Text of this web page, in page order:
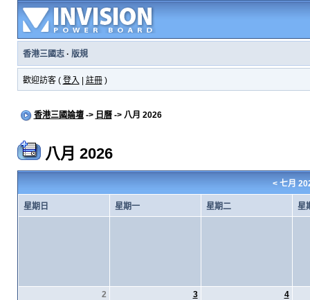
香港三國志· 版規
歡迎訪客 ( 登入 註冊)
香港三國論壇-> 日曆-> 八月 2026
八月 2026
< 七月
星期日 星期一 星期二 星
2
3
4